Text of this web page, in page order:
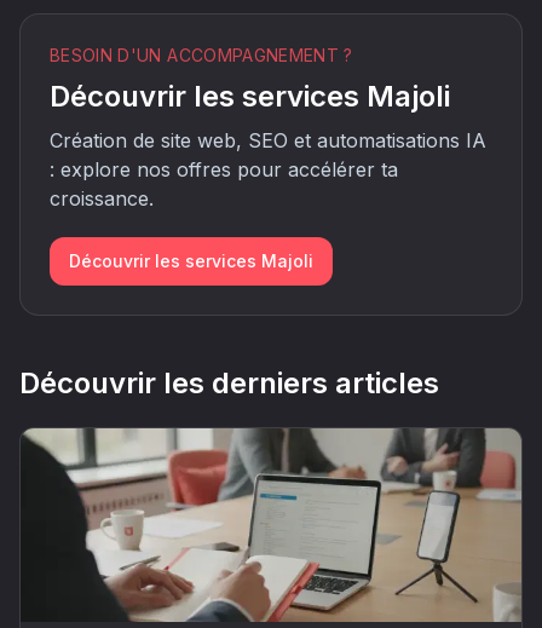
BESOIN D'UN ACCOMPAGNEMENT ?
Découvrir les services Majoli
Création de site web, SEO et automatisations IA
: explore nos offres pour accélérer ta
croissance.
Découvrir les services Majoli
Découvrir les derniers articles